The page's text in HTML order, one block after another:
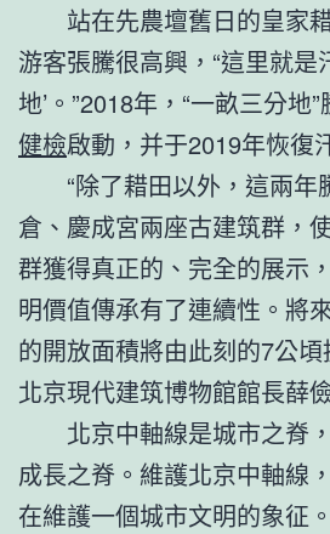
站在先農壇舊日的皇家
游客張騰很高興，“這里就是
地’。”2018年，“一畝三分地
健檢啟動，并于2019年恢復
“除了耤田以外，這兩年
倉、慶成宮兩座古建筑群，
群獲得真正的、完全的展示
明價值傳承有了連續性。將
的開放面積將由此刻的7公頃
北京現代建筑博物館館長薛
北京中軸線是城市之脊
成長之脊。維護北京中軸線
在維護一個城市文明的象征。